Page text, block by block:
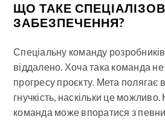
ЩО ТАКЕ
ЗАБЕЗПЕЧЕННЯ?
Спеціальну команду
віддалено. Хоча така команда
прогресу проєкту. Мета
гнучкість, наскільки це
команда може впоратися з